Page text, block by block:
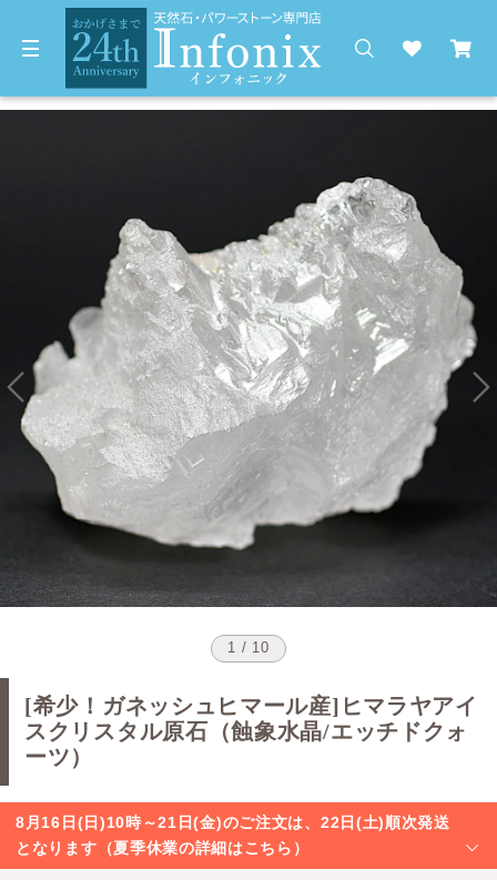
1 / 10
[希少！ガネッシュヒマール産]ヒマラヤアイ
スクリスタル原石（蝕象水晶/エッチドクォ
ーツ）
8月16日(日)10時～21日(金)のご注文は、22日(土)順次発送
となります（夏季休業の詳細はこちら）